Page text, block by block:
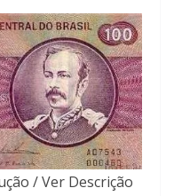
/ Ver Descrição